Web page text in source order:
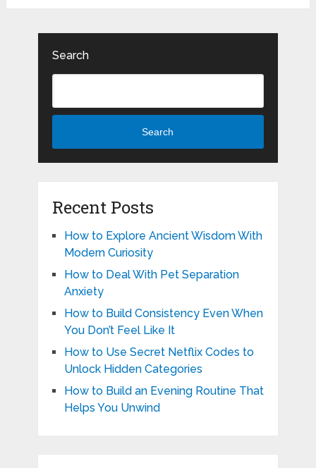
Search
Search
Recent Posts
How to Explore Ancient Wisdom With
Modern Curiosity
How to Deal With Pet Separation
Anxiety
How to Build Consistency Even When
You Don’t Feel Like It
How to Use Secret Netflix Codes to
Unlock Hidden Categories
How to Build an Evening Routine That
Helps You Unwind